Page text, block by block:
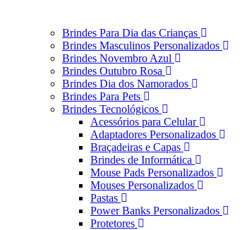
Brindes Para Dia das Crianças
Brindes Masculinos Personalizados
Brindes Novembro Azul
Brindes Outubro Rosa
Brindes Dia dos Namorados
Brindes Para Pets
Brindes Tecnológicos
Acessórios para Celular
Adaptadores Personalizados
Braçadeiras e Capas
Brindes de Informática
Mouse Pads Personalizados
Mouses Personalizados
Pastas
Power Banks Personalizados
Protetores